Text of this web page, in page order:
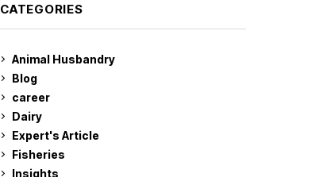
CATEGORIES
Animal Husbandry
Blog
career
Dairy
Expert's Article
Fisheries
Insights